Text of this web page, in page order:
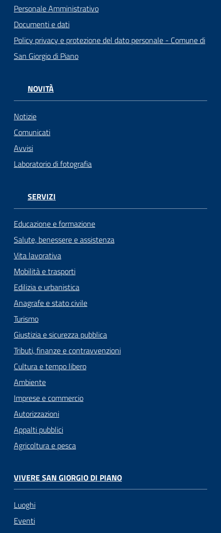
Personale Amministrativo
Documenti e dati
Policy privacy e protezione del dato personale - Comune di
San Giorgio di Piano
NOVITÀ
Notizie
Comunicati
Avvisi
Laboratorio di fotografia
SERVIZI
Educazione e formazione
Salute, benessere e assistenza
Vita lavorativa
Mobilità e trasporti
Edilizia e urbanistica
Anagrafe e stato civile
Turismo
Giustizia e sicurezza pubblica
Tributi, finanze e contravvenzioni
Cultura e tempo libero
Ambiente
Imprese e commercio
Autorizzazioni
Appalti pubblici
Agricoltura e pesca
VIVERE SAN GIORGIO DI PIANO
Luoghi
Eventi